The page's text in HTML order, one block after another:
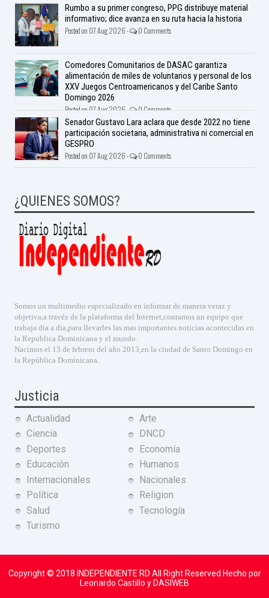
Rumbo a su primer congreso, PPG distribuye material
informativo; dice avanza en su ruta hacia la historia
Posted on 07 Aug 2026 - 0 Comments
Comedores Comunitarios de DASAC garantiza
alimentación de miles de voluntarios y personal de los
XXV Juegos Centroamericanos y del Caribe Santo
Domingo 2026
Posted on 07 Aug 2026 - 0 Comments
Senador Gustavo Lara aclara que desde 2022 no tiene
participación societaria, administrativa ni comercial en
GESPRO
Posted on 07 Aug 2026 - 0 Comments
¿QUIENES SOMOS?
Somos un multimedio especializado en informar de manera veraz y
objetiva,a travéz de la plataforma del Internet,contamos un equipo que
trabaja dia a dia,para llevarles las mas importantes noticias acontecidas en
la Republica Dominicana y el mundo.
Nacimos el 13 de febrero del año 2013,en la ciudad de Santo Domingo en
la República Dominicana.
Justicia
Actualidad
Arte
Ciencia
DNCD
Deportes
Economía
Educación
Humanos
Internacionales
Nacionales
Política
Religion
Salud
Tecnología
Turismo
Copyright © 2018 INDEPENDIENTE RD All Right Reserved Hecho por
Leonardo Castillo y DASIWEB